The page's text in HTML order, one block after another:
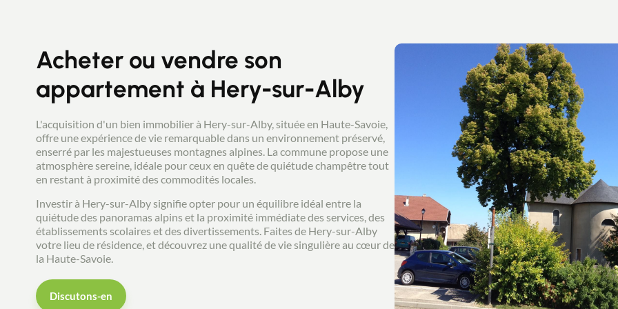
contactez Stéphanie COUILLANDEAU au
06.08.04.02.27 pour visiter ce bien.
RSAC de Chambéry sour le n°881 196 183.
Acheter ou vendre son
appartement à Hery-sur-Alby
L'acquisition d'un bien immobilier à Hery-sur-Alby, située en Haute-Savoie,
offre une expérience de vie remarquable dans un environnement préservé,
enserré par les majestueuses montagnes alpines. La commune propose une
atmosphère sereine, idéale pour ceux en quête de quiétude champêtre tout
en restant à proximité des commodités locales.
Investir à Hery-sur-Alby signifie opter pour un équilibre idéal entre la
quiétude des panoramas alpins et la proximité immédiate des services, des
établissements scolaires et des divertissements. Faites de Hery-sur-Alby
votre lieu de résidence, et découvrez une qualité de vie singulière au cœur de
la Haute-Savoie.
Discutons-en